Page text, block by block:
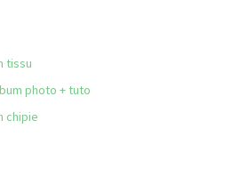
tissu
photo + tuto
chipie